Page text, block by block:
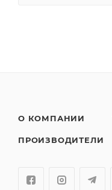
О КОМПАНИИ
ПРОИЗВОДИТЕЛИ